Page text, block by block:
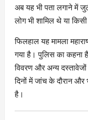
अब यह भी पता लगाने में
लोग भी शामिल थे या
फिलहाल यह मामला
गया है। पुलिस का कहना है
विवरण और अन्य
दिनों में जांच के दौरान
है।